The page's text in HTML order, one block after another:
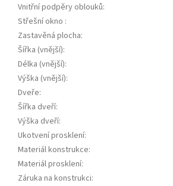
Vnitřní podpěry oblouků:
Střešní okno :
Zastavěná plocha:
Šířka (vnější):
Délka (vnější):
Výška (vnější):
Dveře:
Šířka dveří:
Výška dveří:
Ukotvení prosklení:
Materiál konstrukce:
Materiál prosklení:
Záruka na konstrukci: